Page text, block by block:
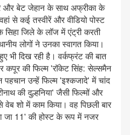
और बेट जेहान के साथ अफ्रीका के
से कई तस्वीरें और वीडियो पोस्ट
सिहा जिले के लॉज में एंट्री करती
लोगों ने उनका स्वागत किया।
भी दिख रही है। वर्कफ्रंट की बात
कपूर की फिल्म 'रॉकेट सिंह: सेल्समैन
उन्हें फिल्म 'इश्कजादे' में चांद
की दुल्हनिया' जैसी फिल्मों और
शो में काम किया। वह पिछली बार
जा 11' की होस्ट के रूप में नजर